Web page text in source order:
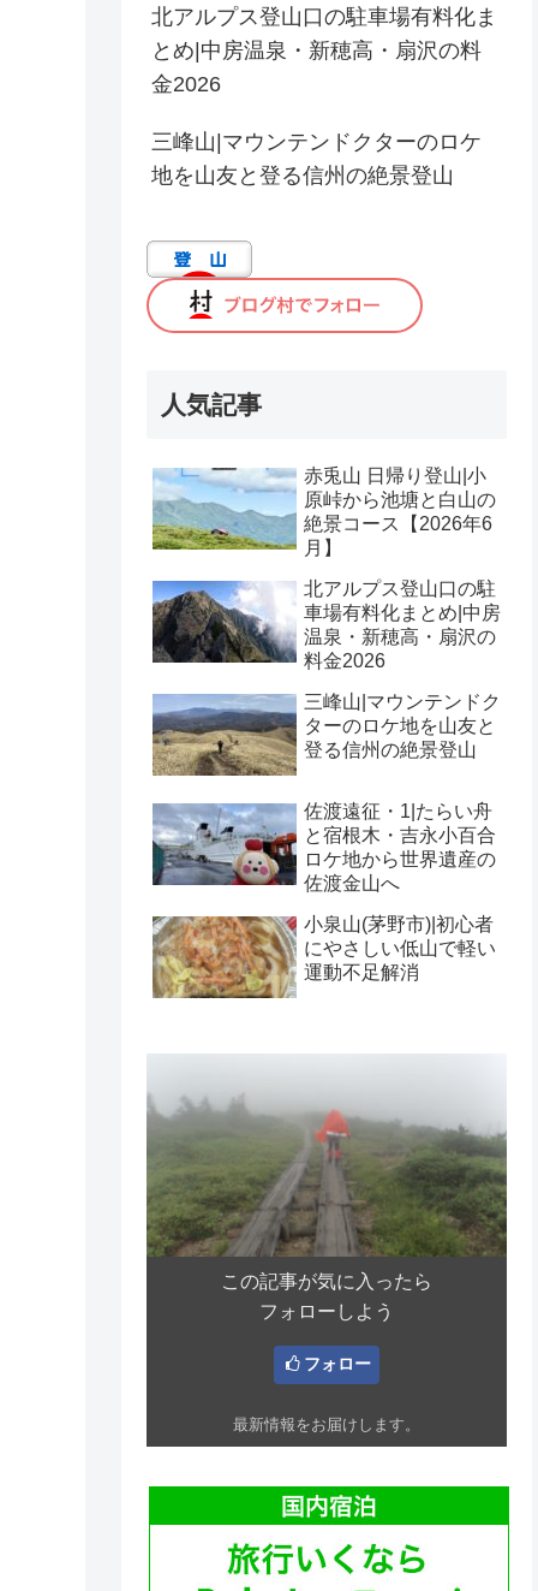
北アルプス登山口の駐車場有料化ま
とめ|中房温泉・新穂高・扇沢の料
金2026
三峰山|マウンテンドクターのロケ
地を山友と登る信州の絶景登山
人気記事
赤兎山 日帰り登山|小
原峠から池塘と白山の
絶景コース【2026年6
月】
北アルプス登山口の駐
車場有料化まとめ|中房
温泉・新穂高・扇沢の
料金2026
三峰山|マウンテンドク
ターのロケ地を山友と
登る信州の絶景登山
佐渡遠征・1|たらい舟
と宿根木・吉永小百合
ロケ地から世界遺産の
佐渡金山へ
小泉山(茅野市)|初心者
にやさしい低山で軽い
運動不足解消
この記事が気に入ったら
フォローしよう
フォロー
最新情報をお届けします。